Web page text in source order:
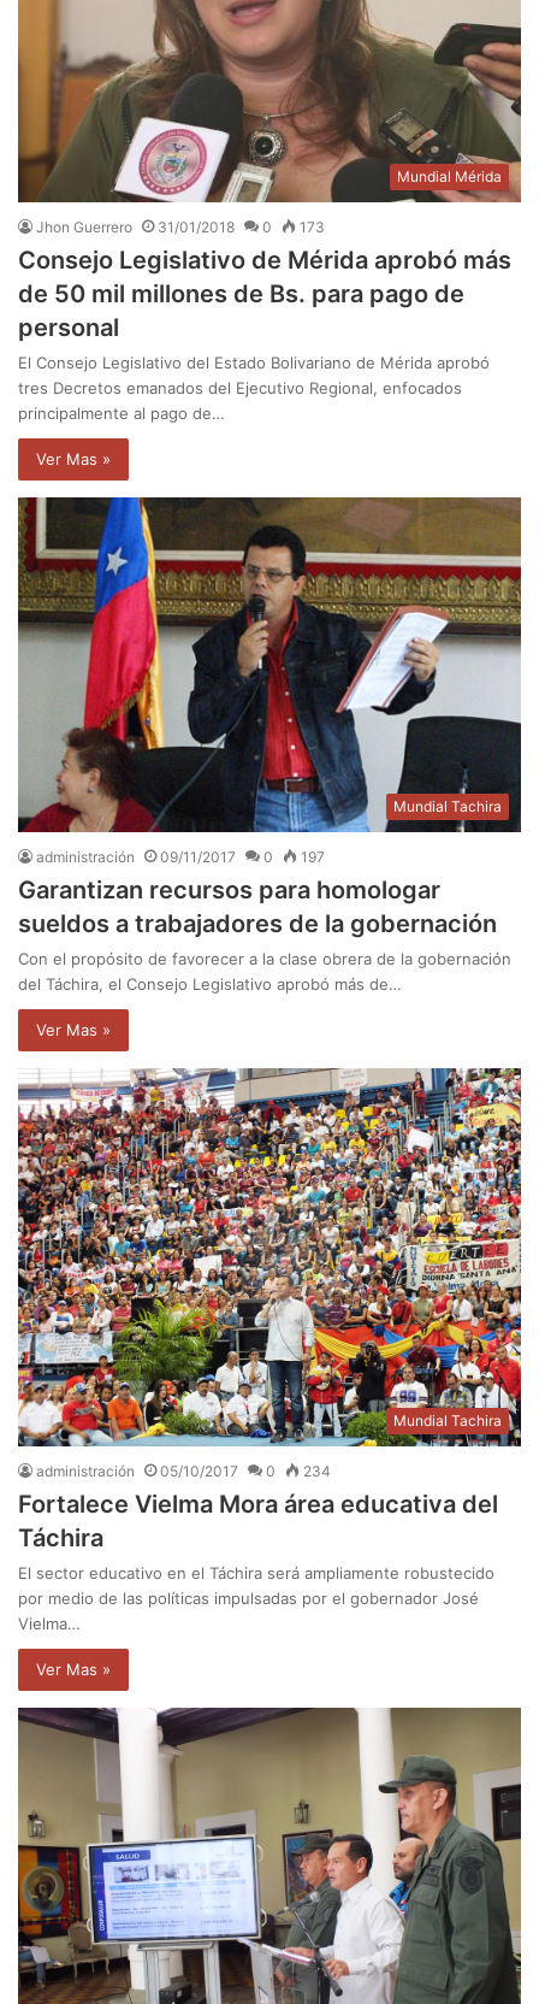
Mundial Mérida
Jhon Guerrero 31/01/2018 0 173
Consejo Legislativo de Mérida aprobó más
de 50 mil millones de Bs. para pago de
personal
El Consejo Legislativo del Estado Bolivariano de Mérida aprobó
tres Decretos emanados del Ejecutivo Regional, enfocados
principalmente al pago de…
Ver Mas »
Mundial Tachira
administración 09/11/2017 0 197
Garantizan recursos para homologar
sueldos a trabajadores de la gobernación
Con el propósito de favorecer a la clase obrera de la gobernación
del Táchira, el Consejo Legislativo aprobó más de…
Ver Mas »
Mundial Tachira
administración 05/10/2017 0 234
Fortalece Vielma Mora área educativa del
Táchira
El sector educativo en el Táchira será ampliamente robustecido
por medio de las políticas impulsadas por el gobernador José
Vielma…
Ver Mas »